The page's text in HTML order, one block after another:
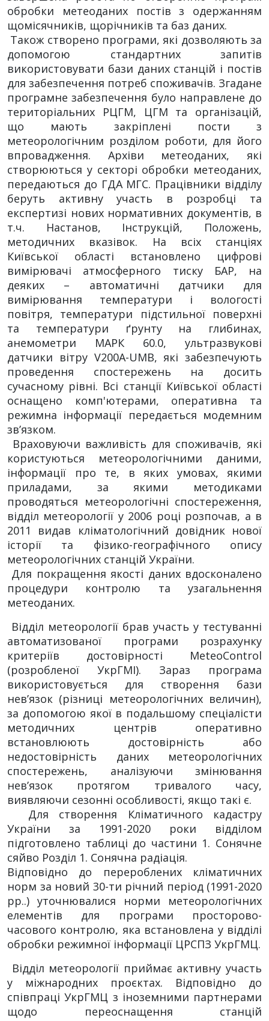
обробки метеоданих постів з одержанням
щомісячників, щорічників та баз даних.
Також створено програми, які дозволяють за
допомогою стандартних запитів
використовувати бази даних станцій і постів
для забезпечення потреб споживачів. Згадане
програмне забезпечення було направлене до
територіальних РЦГМ, ЦГМ та організацій,
що мають закріплені пости з
метеорологічним розділом роботи, для його
впровадження. Архіви метеоданих, які
створюються у секторі обробки метеоданих,
передаються до ГДА МГС. Працівники відділу
беруть активну участь в розробці та
експертизі нових нормативних документів, в
т.ч. Настанов, Інструкцій, Положень,
методичних вказівок. На всіх станціях
Київської області встановлено цифрові
вимірювачі атмосферного тиску БАР, на
деяких – автоматичні датчики для
вимірювання температури і вологості
повітря, температури підстильної поверхні
та температури ґрунту на глибинах,
анемометри МАРК 60.0, ультразвукові
датчики вітру V200A-UMB, які забезпечують
проведення спостережень на досить
сучасному рівні. Всі станції Київської області
оснащено комп'ютерами, оперативна та
режимна інформації передається модемним
зв’язком.
Враховуючи важливість для споживачів, які
користуються метеорологічними даними,
інформації про те, в яких умовах, якими
приладами, за якими методиками
проводяться метеорологічні спостереження,
відділ метеорології у 2006 році розпочав, а в
2011 видав кліматологічний довідник нової
історії та фізико-географічного опису
метеорологічних станцій України.
Для покращення якості даних вдосконалено
процедури контролю та узагальнення
метеоданих.
Відділ метеорології брав участь у тестуванні
автоматизованої програми розрахунку
критеріїв достовірності MeteoControl
(розробленої УкрГМІ). Зараз програма
використовується для створення бази
нев’язок (різниці метеорологічних величин),
за допомогою якої в подальшому спеціалісти
методичних центрів оперативно
встановлюють достовірність або
недостовірність даних метеорологічних
спостережень, аналізуючи змінювання
нев’язок протягом тривалого часу,
виявляючи сезонні особливості, якщо такі є.
Для створення Кліматичного кадастру
України за 1991-2020 роки відділом
підготовлено таблиці до частини 1. Сонячне
сяйво Розділ 1. Сонячна радіація.
Відповідно до перероблених кліматичних
норм за новий 30-ти річний період (1991-2020
рр..) уточнювалися норми метеорологічних
елементів для програми просторово-
часового контролю, яка встановлена у відділі
обробки режимної інформації ЦРСПЗ УкрГМЦ.
Відділ метеорології приймає активну участь
у міжнародних проєктах. Відповідно до
співпраці УкрГМЦ з іноземними партнерами
щодо переоснащення станцій